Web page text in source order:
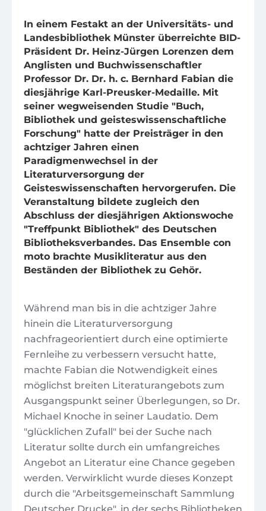
In einem Festakt an der Universitäts- und
Landesbibliothek Münster überreichte BID-
Präsident Dr. Heinz-Jürgen Lorenzen dem
Anglisten und Buchwissenschaftler
Professor Dr. Dr. h. c. Bernhard Fabian die
diesjährige Karl-Preusker-Medaille. Mit
seiner wegweisenden Studie "Buch,
Bibliothek und geisteswissenschaftliche
Forschung" hatte der Preisträger in den
achtziger Jahren einen
Paradigmenwechsel in der
Literaturversorgung der
Geisteswissenschaften hervorgerufen. Die
Veranstaltung bildete zugleich den
Abschluss der diesjährigen Aktionswoche
"Treffpunkt Bibliothek" des Deutschen
Bibliotheksverbandes. Das Ensemble con
moto brachte Musikliteratur aus den
Beständen der Bibliothek zu Gehör.
Während man bis in die achtziger Jahre
hinein die Literaturversorgung
nachfrageorientiert durch eine optimierte
Fernleihe zu verbessern versucht hatte,
machte Fabian die Notwendigkeit eines
möglichst breiten Literaturangebots zum
Ausgangspunkt seiner Überlegungen, so Dr.
Michael Knoche in seiner Laudatio. Dem
"glücklichen Zufall" bei der Suche nach
Literatur sollte durch ein umfangreiches
Angebot an Literatur eine Chance gegeben
werden. Verwirklicht wurde dieses Konzept
durch die "Arbeitsgemeinschaft Sammlung